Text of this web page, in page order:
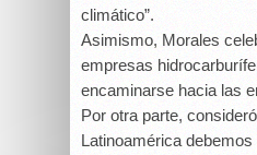
climático”.
Asimismo, Morales
empresas
encaminarse hacia las
Por otra parte,
Latinoamérica debemos